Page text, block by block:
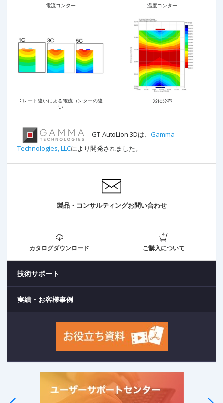
電流コンター 温度コンター
Cレート違いによる電流コンターの違
い
劣化分布
GT-AutoLion 3Dは、 Gamma
Technologies, LLCにより開発されました。
製品・コンサルティングお問い合わせ
カタログダウンロード ご購入について
技術サポート
実績・お客様事例